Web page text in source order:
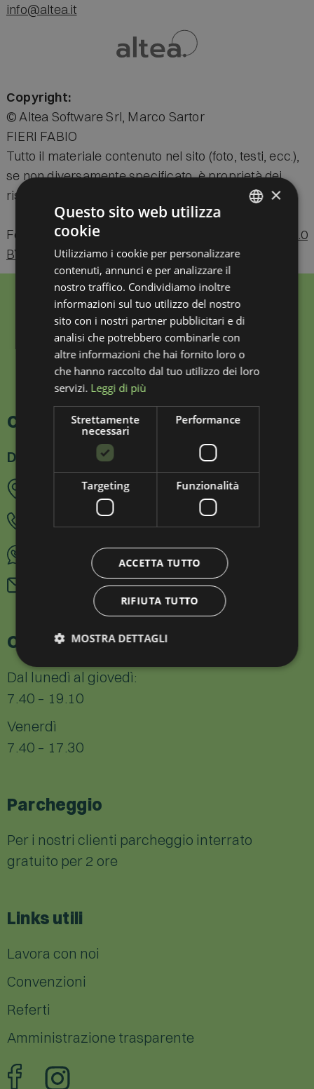
info@altea.it
Copyright:
© Altea Software Srl, Marco Sartor
FIERI FABIO
Tutto il materiale contenuto nel sito (foto, testi, ecc.),
se non diversamente specificato, è proprietà dei
rispettivi autori.
Fonts made byWeb Free Fonts
CC 4.0
BY
Contatti
Dir. Sanitario Dr. Giovanni Carbognin
Via Galileo Galilei 30, 39100 Bolzano
0471 1808030
340 3494317
prenotazione@dolomitesmed.it
Orari
Dal lunedì al giovedì:
7.40 – 19.10
Venerdì
7.40 – 17.30
Parcheggio
Per i nostri clienti parcheggio interrato
gratuito per 2 ore
Links utili
Lavora con noi
Convenzioni
Referti
Amministrazione trasparente
GERMAN
×
Questo sito web utilizza
cookie
Utilizziamo i cookie per personalizzare
contenuti, annunci e per analizzare il
nostro traffico. Condividiamo inoltre
informazioni sul tuo utilizzo del nostro
sito con i nostri partner pubblicitari e di
analisi che potrebbero combinarle con
altre informazioni che hai fornito loro o
che hanno raccolto dal tuo utilizzo dei loro
servizi. Leggi di più
Strettamente
necessari
Performance
Targeting Funzionalità
ACCETTA TUTTO
RIFIUTA TUTTO
MOSTRA DETTAGLI